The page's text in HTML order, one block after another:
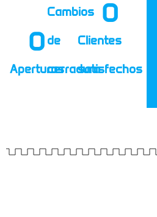
Aperturas
0
Cambios
de
cerradura
Clientes
satisfechos
0